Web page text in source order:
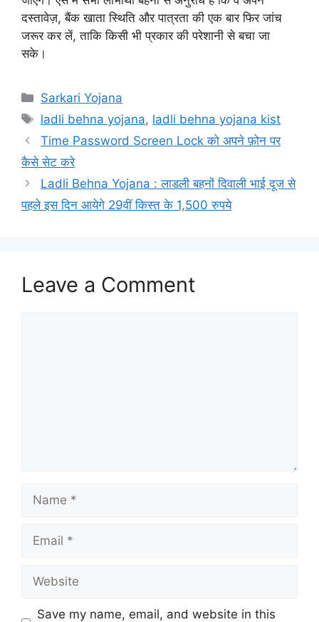
दस्तावेज़, बैंक खाता स्थिति और पात्रता की एक बार फिर जांच
जरूर कर लें, ताकि किसी भी प्रकार की परेशानी से बचा जा
सके।
Categories
Sarkari Yojana
Tags
ladli behna yojana, ladli behna yojana kist
Time Password Screen Lock को अपने फ़ोन पर
कैसे सेट करे
Ladli Behna Yojana : लाडली बहनों दिवाली भाई दूज से
पहले इस दिन आयेगे 29वीं किस्त के 1,500 रुपये
Leave a Comment
Save my name, email, and website in this